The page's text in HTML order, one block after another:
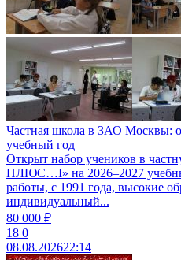
Частная школа в ЗАО Москвы:
учебный год
Открыт набор учеников в
ПЛЮС…I» на 2026–2027
работы, с 1991 года, высокие
индивидуальный...
80 000 ₽
18 0
08.08.202622:14